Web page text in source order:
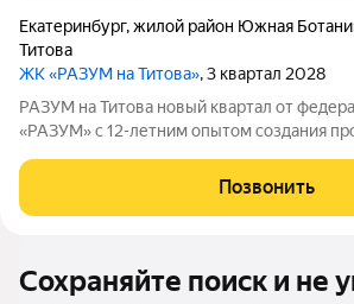
Екатеринбург,жилой район Южная
Титова
ЖК «РАЗУМ на Титова», 3 квартал 2028
РАЗУМ на Титова новый квартал от федерального девелопера
«РАЗУМ» с 12-летним опытом создания
Монтёрская, Титова и Смоленская.
районе создан по концепции
Позвонить
Сохраняйте поиск и не